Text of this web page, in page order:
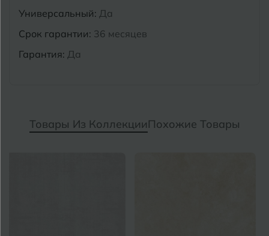
Универсальный: Да
Срок гарантии: 36 месяцев
Гарантия: Да
Товары Из КоллекцииПохожие Товары